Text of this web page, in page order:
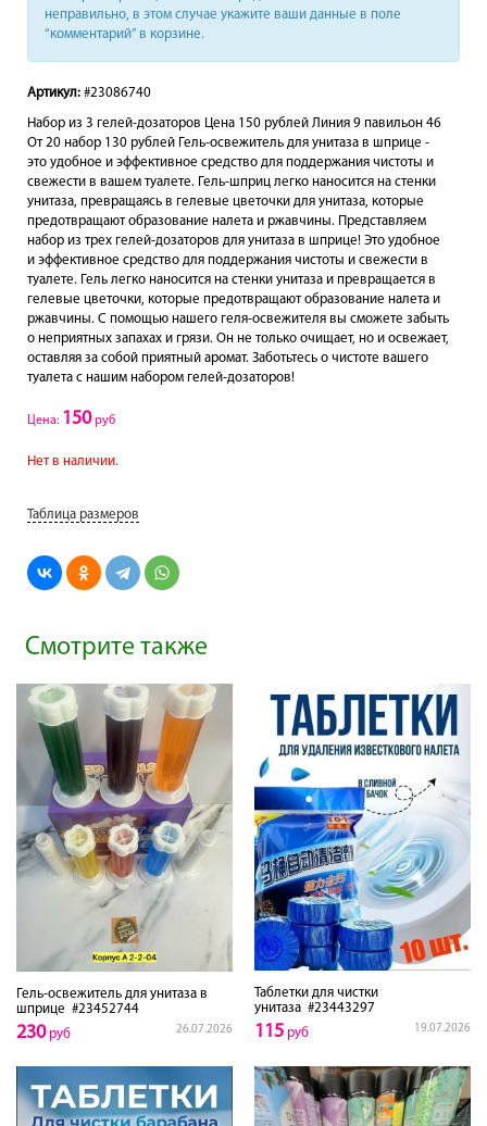
неправильно, в этом случае укажите ваши данные в поле
“комментарий” в корзине.
Артикул: #23086740
Набор из 3 гелей-дозаторов Цена 150 рублей Линия 9 павильон 46
От 20 набор 130 рублей Гель-освежитель для унитаза в шприце -
это удобное и эффективное средство для поддержания чистоты и
свежести в вашем туалете. Гель-шприц легко наносится на стенки
унитаза, превращаясь в гелевые цветочки для унитаза, которые
предотвращают образование налета и ржавчины. Представляем
набор из трех гелей-дозаторов для унитаза в шприце! Это удобное
и эффективное средство для поддержания чистоты и свежести в
туалете. Гель легко наносится на стенки унитаза и превращается в
гелевые цветочки, которые предотвращают образование налета и
ржавчины. С помощью нашего геля-освежителя вы сможете забыть
о неприятных запахах и грязи. Он не только очищает, но и освежает,
оставляя за собой приятный аромат. Заботьтесь о чистоте вашего
туалета с нашим набором гелей-дозаторов!
Цена: 150руб
Нет в наличии.
Таблица размеров
Смотрите также
Гель-освежитель для унитаза в
шприце #23452744
26.07.2026
230руб
Таблетки для чистки
унитаза #23443297
19.07.2026
115 руб